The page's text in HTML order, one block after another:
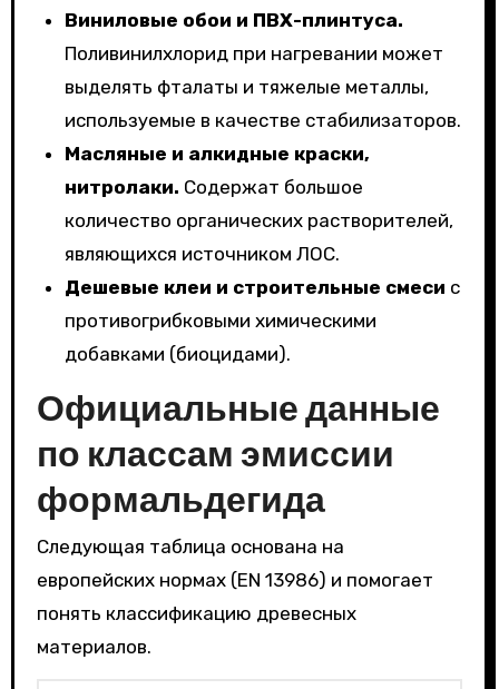
Виниловые обои и ПВХ-плинтуса.
Поливинилхлорид при нагревании может
выделять фталаты и тяжелые металлы,
используемые в качестве стабилизаторов.
Масляные и алкидные краски,
нитролаки. Содержат большое
количество органических растворителей,
являющихся источником ЛОС.
Дешевые клеи и строительные смеси с
противогрибковыми химическими
добавками (биоцидами).
Официальные данные
по классам эмиссии
формальдегида
Следующая таблица основана на
европейских нормах (EN 13986) и помогает
понять классификацию древесных
материалов.